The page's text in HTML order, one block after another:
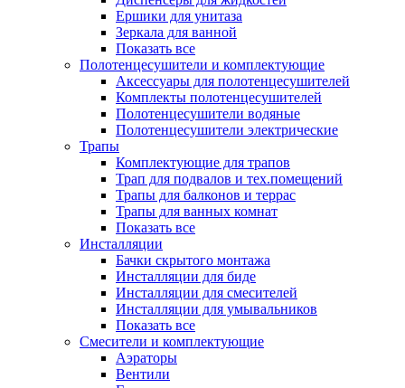
Ершики для унитаза
Зеркала для ванной
Показать все
Полотенцесушители и комплектующие
Аксессуары для полотенцесушителей
Комплекты полотенцесушителей
Полотенцесушители водяные
Полотенцесушители электрические
Трапы
Комплектующие для трапов
Трап для подвалов и тех.помещений
Трапы для балконов и террас
Трапы для ванных комнат
Показать все
Инсталляции
Бачки скрытого монтажа
Инсталляции для биде
Инсталляции для смесителей
Инсталляции для умывальников
Показать все
Смесители и комплектующие
Аэраторы
Вентили